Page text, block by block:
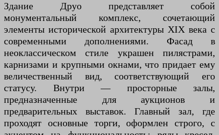
Здание Друо представляет собой
монументальный комплекс, сочетающий
элементы исторической архитектуры XIX века с
современными дополнениями. Фасад в
неоклассическом стиле украшен пилястрами,
карнизами и крупными окнами, что придает ему
величественный вид, соответствующий его
статусу. Внутри — просторные залы,
предназначенные для аукционов и
предварительных выставок. Главный зал, где
проходят основные торги, оформлен строго, с